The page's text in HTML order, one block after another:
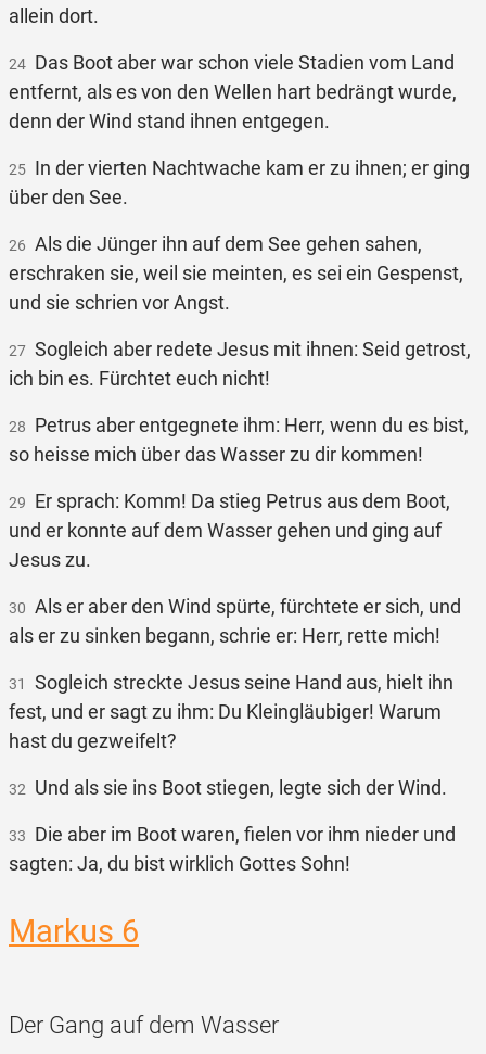
allein dort.
24 Das Boot aber war schon viele Stadien vom Land
entfernt, als es von den Wellen hart bedrängt wurde,
denn der Wind stand ihnen entgegen.
25 In der vierten Nachtwache kam er zu ihnen; er ging
über den See.
26 Als die Jünger ihn auf dem See gehen sahen,
erschraken sie, weil sie meinten, es sei ein Gespenst,
und sie schrien vor Angst.
27 Sogleich aber redete Jesus mit ihnen: Seid getrost,
ich bin es. Fürchtet euch nicht!
28 Petrus aber entgegnete ihm: Herr, wenn du es bist,
so heisse mich über das Wasser zu dir kommen!
29 Er sprach: Komm! Da stieg Petrus aus dem Boot,
und er konnte auf dem Wasser gehen und ging auf
Jesus zu.
30 Als er aber den Wind spürte, fürchtete er sich, und
als er zu sinken begann, schrie er: Herr, rette mich!
31
Sogleich streckte Jesus seine Hand aus, hielt ihn
fest, und er sagt zu ihm: Du Kleingläubiger! Warum
hast du gezweifelt?
32 Und als sie ins Boot stiegen, legte sich der Wind.
33 Die aber im Boot waren, fielen vor ihm nieder und
sagten: Ja, du bist wirklich Gottes Sohn!
Markus 6
Der Gang auf dem Wasser